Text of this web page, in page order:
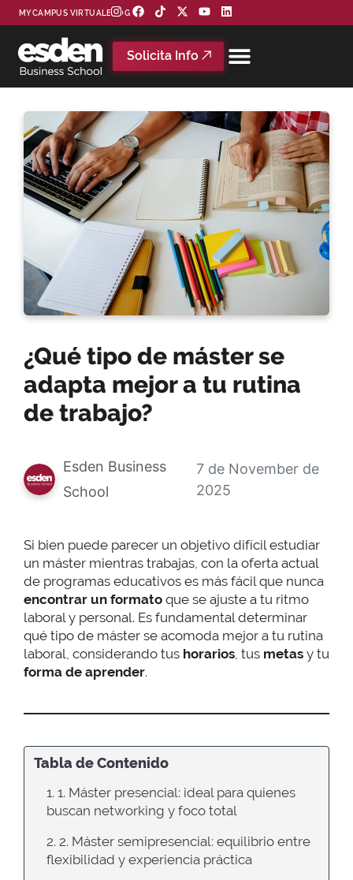
MYCAMPUS VIRTUAL BLOG
Solicita Info
¿Qué tipo de máster se
adapta mejor a tu rutina
de trabajo?
Esden Business
School
7 de November de
2025
Si bien puede parecer un objetivo difícil estudiar
un máster mientras trabajas, con la oferta actual
de programas educativos es más fácil que nunca
encontrar un formato que se ajuste a tu ritmo
laboral y personal. Es fundamental determinar
qué tipo de máster se acomoda mejor a tu rutina
laboral, considerando tus horarios , tus metas y tu
forma de aprender.
Tabla de Contenido
1. 1. Máster presencial: ideal para quienes
buscan networking y foco total
2. 2. Máster semipresencial: equilibrio entre
flexibilidad y experiencia práctica